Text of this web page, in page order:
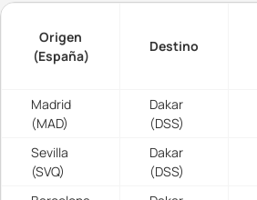
Origen
(España)
Destino
Madrid
(MAD)
Dakar
(DSS)
Sevilla
(SVQ)
Dakar
(DSS)